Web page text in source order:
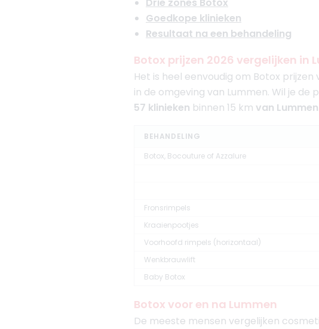
Drie zones Botox
Goedkope klinieken
Resultaat na een behandeling
Botox prijzen 2026 vergelijken in
Het is heel eenvoudig om Botox
in de omgeving van Lummen. Wil je de
57 klinieken binnen 15 km van
BEHANDELING
Botox, Bocouture of Azzalure
Fronsrimpels
Kraaienpootjes
Voorhoofd rimpels (horizontaal)
Wenkbrauwlift
Baby Botox
Botox voor en na Lummen
De meeste mensen vergelijken